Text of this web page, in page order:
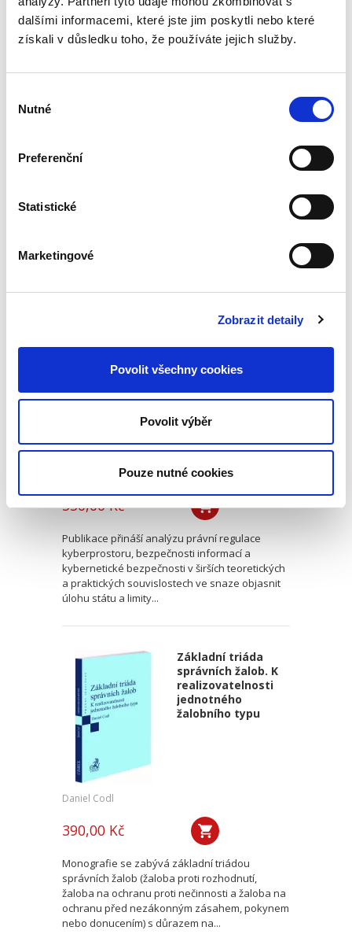
dalšími informacemi, které jste jim poskytli nebo které
získali v důsledku toho, že používáte jejich služby.
souhlasu
Nutné
Preferenční
Statistické
Marketingové
Zobrazit detaily
Povolit všechny cookies
Povolit výběr
Pouze nutné cookies
Pracovní poměr
pedagogických
pracovníků
Monografie se zaměřuje na tématiku
regionálního školství. Publikace se po obecném
kybernetické
meze
Kristina Ramešová
550,00 Kč
Publikace přináší analýzu právní regulace
kyberprostoru, bezpečnosti informací a
kybernetické bezpečnosti v širších teoretických
a praktických souvislostech ve snaze objasnit
úlohu státu a limity...
Základní triáda
správních žalob. K
realizovatelnosti
jednotného
žalobního typu
Daniel Codl
390,00 Kč
Monografie se zabývá základní triádou
správních žalob (žaloba proti rozhodnutí,
žaloba na ochranu proti nečinnosti a žaloba na
ochranu před nezákonným zásahem, pokynem
nebo donucením) s důrazem na...